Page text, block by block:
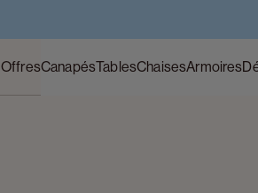
OffresCanapésTablesChaisesArmoires